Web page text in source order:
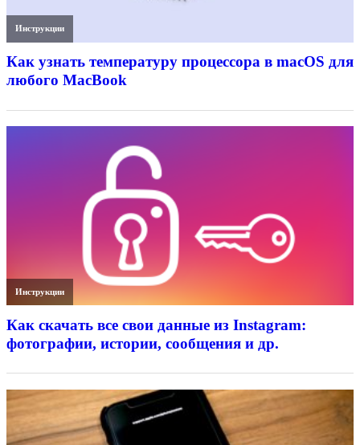
Инструкции
Как узнать температуру процессора в macOS для
любого MacBook
Инструкции
Как скачать все свои данные из Instagram:
фотографии, истории, сообщения и др.